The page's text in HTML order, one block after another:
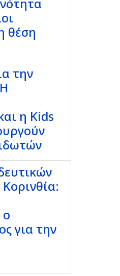
θέση
την
η Kids
για την